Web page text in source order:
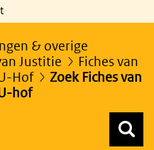
& overige
Justitie
Fiches van
Hof
Zoek Fiches van
hof